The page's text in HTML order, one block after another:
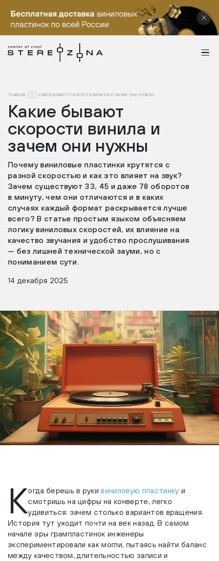
ГЛАВНАЯ КАКИЕ БЫВАЮТ СКОРОСТИ ВИНИЛА И ЗАЧЕМ ОНИ НУЖНЫ
Какие бывают
скорости винила и
зачем они нужны
Почему виниловые пластинки крутятся с
разной скоростью и как это влияет на звук?
Зачем существуют 33, 45 и даже 78 оборотов
в минуту, чем они отличаются и в каких
случаях каждый формат раскрывается лучше
всего? В статье простым языком объясняем
логику виниловых скоростей, их влияние на
качество звучания и удобство прослушивания
— без лишней технической зауми, но с
пониманием сути.
14 декабря 2025
Когда берешь в рукивиниловую пластинку и
смотришь на цифры на конверте, легко
удивиться: зачем столько вариантов вращения.
История тут уходит почти на век назад. В самом
начале эры грампластинок инженеры
экспериментировали как могли, пытаясь найти баланс
между качеством, длительностью записи и